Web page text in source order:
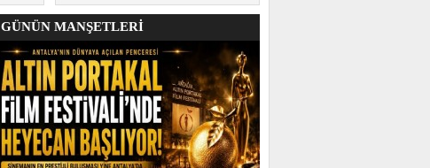
GÜNÜN MANŞETLERİ